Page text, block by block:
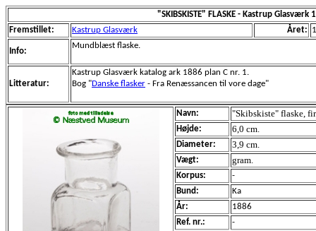
"SKIBSKISTE" FLASKE - Kastrup Glasværk
Fremstillet:
Kastrup Glasværk Året:
Info:
Mundblæst flaske.
Litteratur:
Kastrup Glasværk katalog ark 1886 plan C nr. 1.
Bog "Danske flasker - Fra Renæssancen til vore dage"
Navn: "Skibskiste" flaske,
Højde: 6,0 cm.
Diameter: 3,9 cm.
Vægt: gram.
Korpus:
-
Bund:
Ka
År:
1886
Ref. nr.:
-